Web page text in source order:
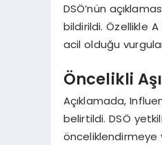
DSÖ’nün
bildirildi. Özellikle
acil olduğu
Öncelikli
Açıklamada,
belirtildi. DSÖ
önceliklendirmeye